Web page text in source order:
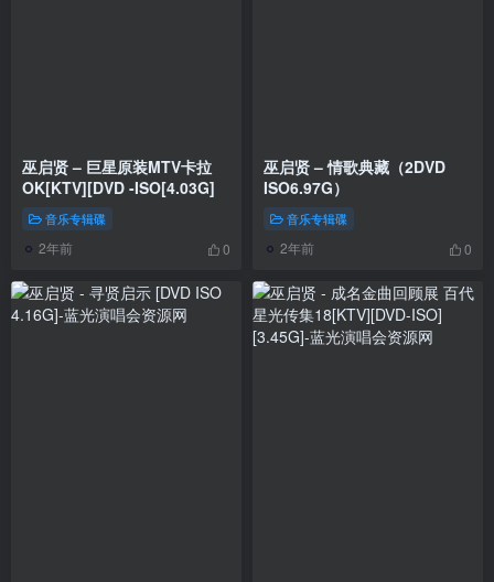
巫启贤 – 巨星原装MTV卡拉
OK[KTV][DVD -ISO[4.03G]
音乐专辑碟
2年前 0
巫启贤 – 情歌典藏（2DVD
ISO6.97G）
音乐专辑碟
2年前 0